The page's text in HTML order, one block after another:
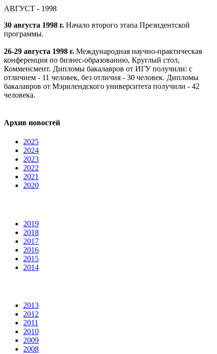
АВГУСТ - 1998
30 августа 1998 г. Начало второго этапа Президентской
программы.
26-29 августа 1998 г. Международная научно-практическая
конференция по бизнес-образованию, Круглый стол,
Комменсмент. Дипломы бакалавров от ИГУ получили: с
отличием - 11 человек, без отличия - 30 человек. Дипломы
бакалавров от Мэрилендского университета получили - 42
человека.
Архив новостей
2025
2024
2023
2022
2021
2020
2019
2018
2017
2016
2015
2014
2013
2012
2011
2010
2009
2008